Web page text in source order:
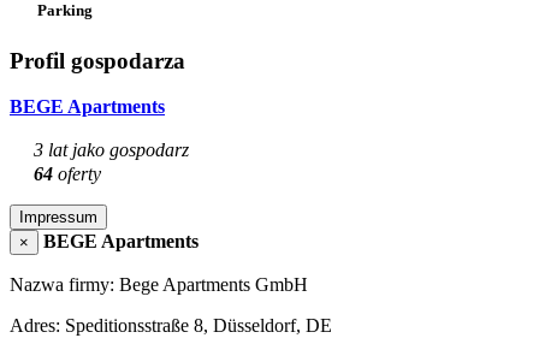
Parking
Profil gospodarza
BEGE Apartments
3 lat jako gospodarz
64 oferty
Impressum
×
BEGE Apartments
Nazwa firmy: Bege Apartments GmbH
Adres: Speditionsstraße 8, Düsseldorf, DE